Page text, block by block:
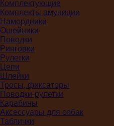
Комплектующие
Комплекты амуниции
Намордники
Ошейники
Поводки
Ринговки
Рулетки
Цепи
Шлейки
Тросы, фиксаторы
Поводки-рулетки
Карабины
Аксессуары для собак
Таблички